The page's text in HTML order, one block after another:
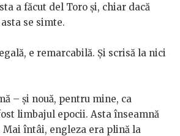
a făcut del Toro și, chiar dacă
se simte.
e remarcabilă. Și scrisă la nici
– și nouă, pentru mine, ca
limbajul epocii. Asta înseamnă
întâi, engleza era plină la